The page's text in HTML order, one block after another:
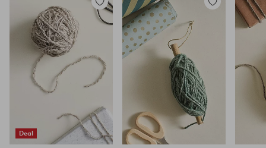
Deal
Dodaj
do
ulubionych
Dodaj
ulubionych